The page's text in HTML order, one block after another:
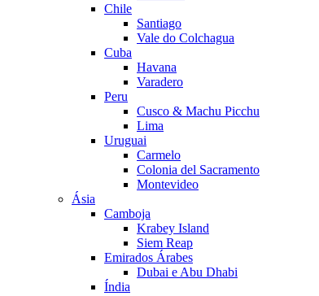
Chile
Santiago
Vale do Colchagua
Cuba
Havana
Varadero
Peru
Cusco & Machu Picchu
Lima
Uruguai
Carmelo
Colonia del Sacramento
Montevideo
Ásia
Camboja
Krabey Island
Siem Reap
Emirados Árabes
Dubai e Abu Dhabi
Índia